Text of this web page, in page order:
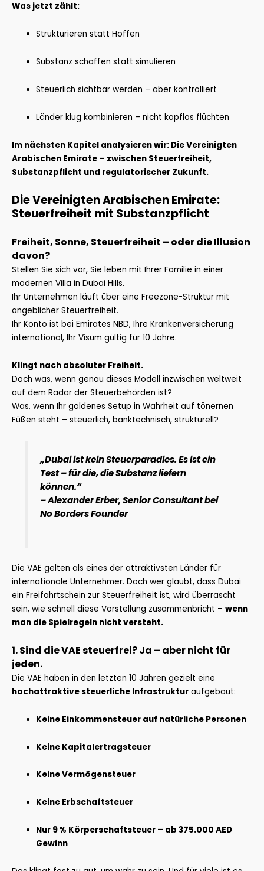
Was jetzt zählt:
Strukturieren statt Hoffen
Substanz schaffen statt simulieren
Steuerlich sichtbar werden – aber kontrolliert
Länder klug kombinieren – nicht kopflos flüchten
Im nächsten Kapitel analysieren wir: Die Vereinigten
Arabischen Emirate – zwischen Steuerfreiheit,
Substanzpflicht und regulatorischer Zukunft.
Die Vereinigten Arabischen Emirate:
Steuerfreiheit mit Substanzpflicht
Freiheit, Sonne, Steuerfreiheit – oder die Illusion
davon?
Stellen Sie sich vor, Sie leben mit Ihrer Familie in einer
modernen Villa in Dubai Hills.
Ihr Unternehmen läuft über eine Freezone-Struktur mit
angeblicher Steuerfreiheit.
Ihr Konto ist bei Emirates NBD, Ihre Krankenversicherung
international, Ihr Visum gültig für 10 Jahre.
Klingt nach absoluter Freiheit.
Doch was, wenn genau dieses Modell inzwischen weltweit
auf dem Radar der Steuerbehörden ist?
Was, wenn Ihr goldenes Setup in Wahrheit auf tönernen
Füßen steht – steuerlich, banktechnisch, strukturell?
„Dubai ist kein Steuerparadies. Es ist ein
Test – für die, die Substanz liefern
können.“
–Alexander Erber, Senior Consultant bei
No Borders Founder
Die VAE gelten als eines der attraktivsten Länder für
internationale Unternehmer. Doch wer glaubt, dass Dubai
ein Freifahrtschein zur Steuerfreiheit ist, wird überrascht
sein, wie schnell diese Vorstellung zusammenbricht – wenn
man die Spielregeln nicht versteht.
1. Sind die VAE steuerfrei? Ja – aber nicht für
jeden.
Die VAE haben in den letzten 10 Jahren gezielt eine
hochattraktive steuerliche Infrastruktur aufgebaut:
Keine Einkommensteuer auf natürliche Personen
Keine Kapitalertragsteuer
Keine Vermögensteuer
Keine Erbschaftsteuer
Nur 9 % Körperschaftsteuer – ab 375.000 AED
Gewinn